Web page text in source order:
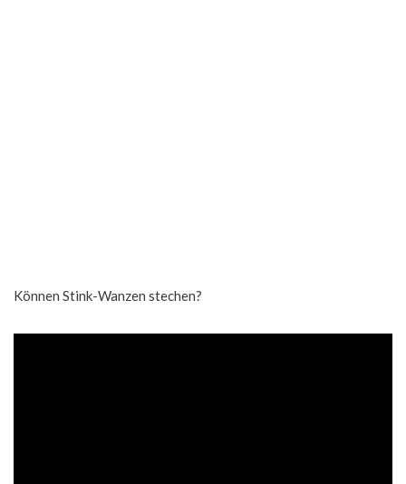
Können Stink-Wanzen stechen?